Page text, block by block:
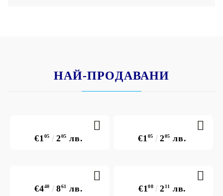
НАЙ-ПРОДАВАНИ
€105 205 лв. €105 205 лв.
€440 861 лв. €108 211 лв.